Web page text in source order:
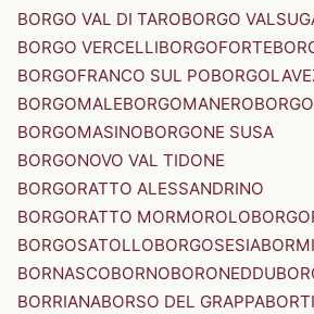
BORGO VAL DI TAROBORGO
BORGO VERCELLIBORGOFORTE
BORGOFRANCO SUL PO
BORGOMALEBORGOMANERO
BORGOMASINOBORGONE SUSA
BORGONOVO VAL TIDONE
BORGORATTO ALESSANDRINO
BORGORATTO MORMOROLO
BORGOSATOLLOBORGOSESIA
BORNASCOBORNOBORONEDDU
BORRIANABORSO DEL GRAPPA